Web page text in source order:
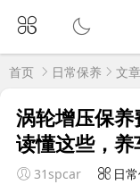
首页 日常保养 文
涡轮增压保养
读懂这些，
31spcar 日